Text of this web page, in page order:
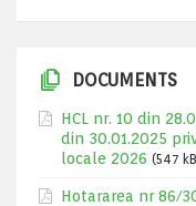
DOCUMENTS
HCL nr. 10 din
din 30.01.2025
locale 2026 (547
Hotararea nr 86/